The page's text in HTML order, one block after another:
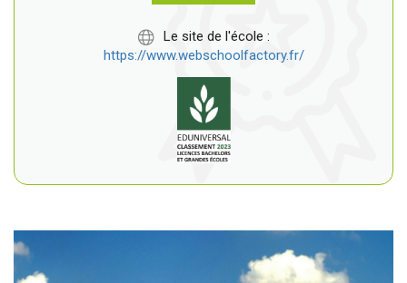
Le site de l'école :
https://www.webschoolfactory.fr/